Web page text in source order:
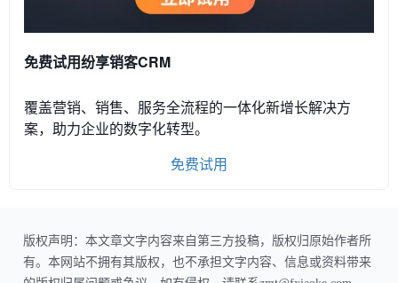
免费试用纷享销客CRM
覆盖营销、销售、服务全流程的一体化新增长解决方
案，助力企业的数字化转型。
免费试用
版权声明：本文章文字内容来自第三方投稿，版权归原始作者所
有。本网站不拥有其版权，也不承担文字内容、信息或资料带来